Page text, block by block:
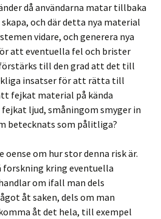
då användarna matar tillbaka
och där detta nya material
vidare, och generera nya
att eventuella fel och brister
till den grad att det till
insatser för att rätta till
fejkat material på kända
ljud, småningom smyger in
betecknats som pålitliga?
om hur stor denna risk är.
kring eventuella
om ifall man dels
åt saken, dels om man
åt det hela, till exempel